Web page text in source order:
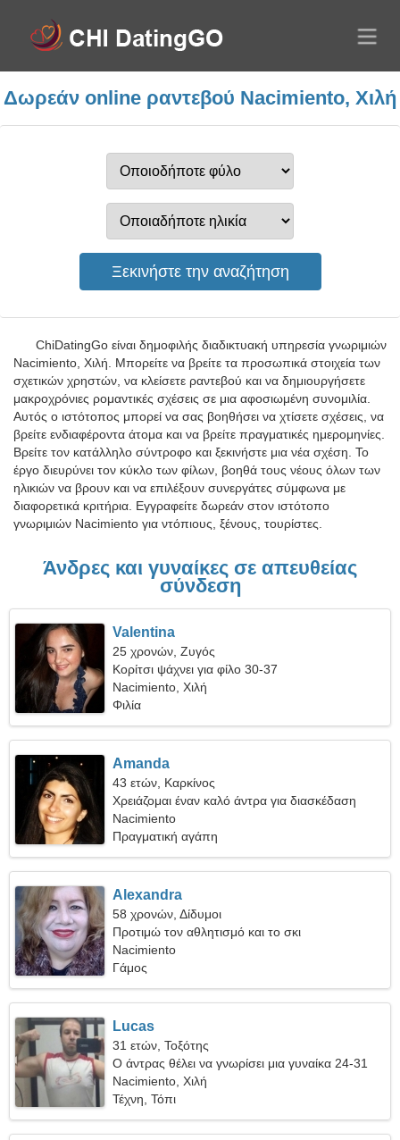
Δωρεάν online ραντεβού Nacimiento, Χιλή
ChiDatingGo είναι δημοφιλής διαδικτυακή υπηρεσία γνωριμιών
Nacimiento, Χιλή. Μπορείτε να βρείτε τα προσωπικά στοιχεία των
σχετικών χρηστών, να κλείσετε ραντεβού και να δημιουργήσετε
μακροχρόνιες ρομαντικές σχέσεις σε μια αφοσιωμένη συνομιλία.
Αυτός ο ιστότοπος μπορεί να σας βοηθήσει να χτίσετε σχέσεις, να
βρείτε ενδιαφέροντα άτομα και να βρείτε πραγματικές ημερομηνίες.
Βρείτε τον κατάλληλο σύντροφο και ξεκινήστε μια νέα σχέση. Το
έργο διευρύνει τον κύκλο των φίλων, βοηθά τους νέους όλων των
ηλικιών να βρουν και να επιλέξουν συνεργάτες σύμφωνα με
διαφορετικά κριτήρια. Εγγραφείτε δωρεάν στον ιστότοπο
γνωριμιών Nacimiento για ντόπιους, ξένους, τουρίστες.
Άνδρες και γυναίκες σε απευθείας
σύνδεση
Valentina
25 χρονών, Ζυγός
Κορίτσι ψάχνει για φίλο 30-37
Nacimiento, Χιλή
Φιλία
Amanda
43 ετών, Καρκίνος
Χρειάζομαι έναν καλό άντρα για διασκέδαση
Nacimiento
Πραγματική αγάπη
Alexandra
58 χρονών, Δίδυμοι
Προτιμώ τον αθλητισμό και το σκι
Nacimiento
Γάμος
Lucas
31 ετών, Τοξότης
Ο άντρας θέλει να γνωρίσει μια γυναίκα 24-31
Nacimiento, Χιλή
Τέχνη, Τόπι